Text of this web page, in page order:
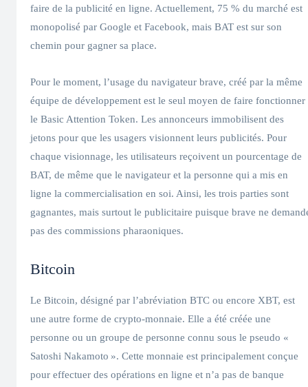
faire de la publicité en ligne. Actuellement, 75 % du marché est
monopolisé par Google et Facebook, mais BAT est sur son
chemin pour gagner sa place.
Pour le moment, l’usage du navigateur brave, créé par la même
équipe de développement est le seul moyen de faire fonctionner
le Basic Attention Token. Les annonceurs immobilisent des
jetons pour que les usagers visionnent leurs publicités. Pour
chaque visionnage, les utilisateurs reçoivent un pourcentage de
BAT, de même que le navigateur et la personne qui a mis en
ligne la commercialisation en soi. Ainsi, les trois parties sont
gagnantes, mais surtout le publicitaire puisque brave ne
pas des commissions pharaoniques.
Bitcoin
Le Bitcoin, désigné par l’abréviation BTC ou encore XBT, est
une autre forme de crypto-monnaie. Elle a été créée une
personne ou un groupe de personne connu sous le pseudo «
Satoshi Nakamoto ». Cette monnaie est principalement conçue
pour effectuer des opérations en ligne et n’a pas de banque